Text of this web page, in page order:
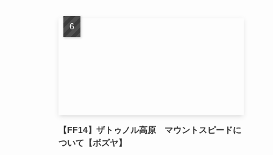
【FF14】ザトゥノル高原 マウントスピードに
ついて【ボズヤ】